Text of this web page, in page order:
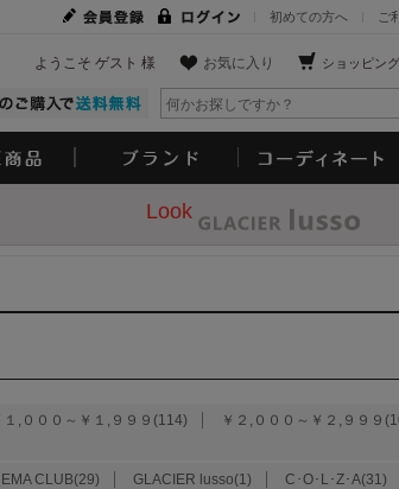
ご
初めての方へ
ショッピン
お気に入り
ようこそ ゲスト 様
Look
１,０００～￥１,９９９(114)
￥２,０００～￥２,９９９
CLUB(29) GLACIER lusso(1) C･O･L･Z･A(31)